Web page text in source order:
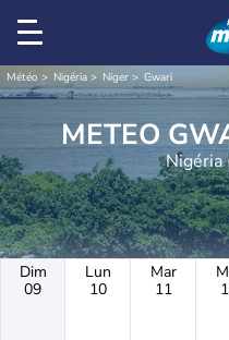
Météo Nigéria Niger Gwari
Nigéria
Dim
09
Lun
10
Mar
11